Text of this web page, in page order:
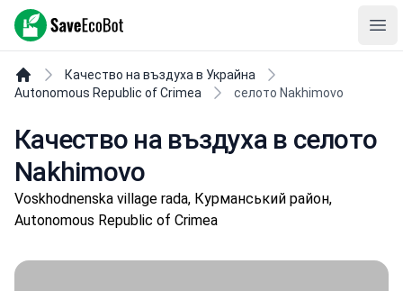
SaveEcoBot
Качество на въздуха в Украйна
Autonomous Republic of Crimea
селото Nakhimovo
Качество на въздуха в селото
Nakhimovo
Voskhodnenska village rada, Курманський район,
Autonomous Republic of Crimea